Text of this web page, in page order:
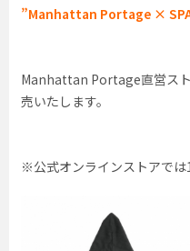
”Manhattan Portage ×
Manhattan Portage直営ス
売いたします。
※公式オンラインストアで